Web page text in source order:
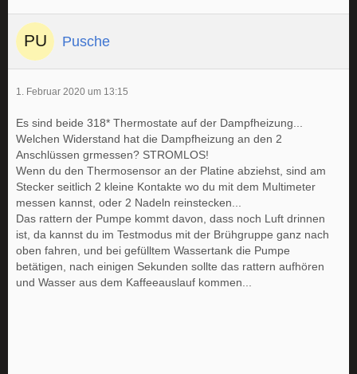
Pusche
1. Februar 2020 um 13:15
Es sind beide 318* Thermostate auf der Dampfheizung...
Welchen Widerstand hat die Dampfheizung an den 2
Anschlüssen grmessen? STROMLOS!
Wenn du den Thermosensor an der Platine abziehst, sind am
Stecker seitlich 2 kleine Kontakte wo du mit dem Multimeter
messen kannst, oder 2 Nadeln reinstecken...
Das rattern der Pumpe kommt davon, dass noch Luft drinnen
ist, da kannst du im Testmodus mit der Brühgruppe ganz nach
oben fahren, und bei gefülltem Wassertank die Pumpe
betätigen, nach einigen Sekunden sollte das rattern aufhören
und Wasser aus dem Kaffeeauslauf kommen...